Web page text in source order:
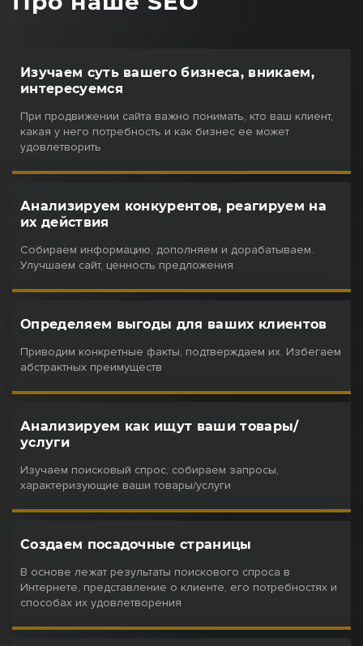
Изучаем суть вашего бизнеса, вникаем,
интересуемся
При продвижении сайта важно понимать, кто ваш клиент,
какая у него потребность и как бизнес ее может
удовлетворить
Анализируем конкурентов, реагируем на
их действия
Собираем информацию, дополняем и дорабатываем.
Улучшаем сайт, ценность предложения
Определяем выгоды для ваших клиентов
Приводим конкретные факты, подтверждаем их. Избегаем
абстрактных преимуществ
Анализируем как ищут ваши товары/
услуги
Изучаем поисковый спрос, собираем запросы,
характеризующие ваши товары/услуги
Создаем посадочные страницы
В основе лежат результаты поискового спроса в
Интернете, представление о клиенте, его потребностях и
способах их удовлетворения